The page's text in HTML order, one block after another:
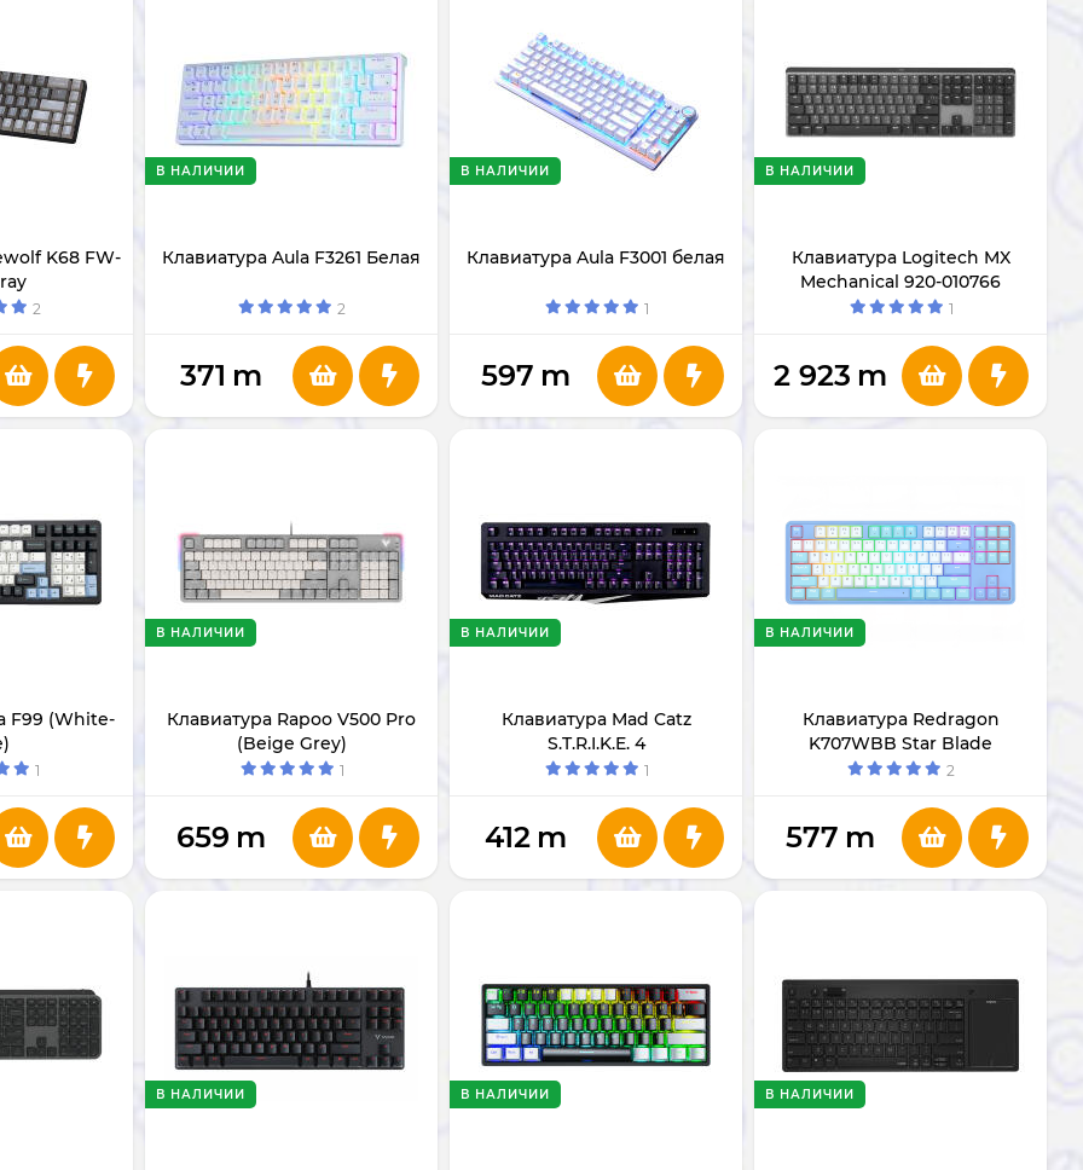
K68 FW-
2
Клавиатура Aula F3261 Белая
В НАЛИЧИИ
2
371 m
Клавиатура Aula F3001 белая
В НАЛИЧИИ
1
597 m
Клавиатура Logitech MX
Mechanical 920-010766
В НАЛИЧИИ
1
2 923 m
F99 (White-
1
Клавиатура Rapoo V500 Pro
(Beige Grey)
В НАЛИЧИИ
1
659 m
Клавиатура Mad Catz
S.T.R.I.K.E. 4
В НАЛИЧИИ
1
412 m
Клавиатура Redragon
K707WBB Star Blade
В НАЛИЧИИ
2
577 m
В НАЛИЧИИ В НАЛИЧИИ В НАЛИЧИИ